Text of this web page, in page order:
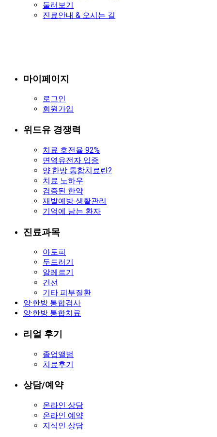
둘러보기
진료안내 & 오시는 길
마이페이지
로그인
회원가입
위드유 경쟁력
치료 호전율 92%
면역유전자 입증
양·한방 통합치료란?
치료 노하우
검증된 한약
재발예방 생활관리
기억에 남는 환자
진료과목
아토피
두드러기
알레르기
건선
기타 피부질환
양·한방 통합검사
양·한방 통합치료
리얼 후기
졸업앨범
치료후기
상담/예약
온라인 상담
온라인 예약
지식인 상담